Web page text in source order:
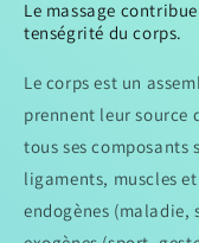
Le massage
tenségrité du corps.
Le corps est un
prennent leur source
tous ses composants
ligaments, muscles
endogènes